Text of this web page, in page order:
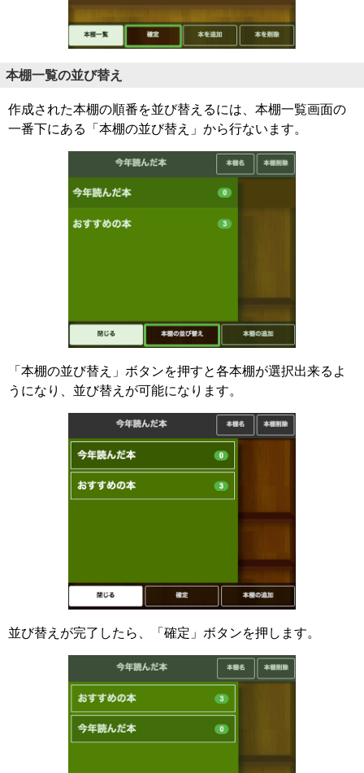
本棚一覧の並び替え
作成された本棚の順番を並び替えるには、本棚一覧画面の
一番下にある「本棚の並び替え」から行ないます。
「本棚の並び替え」ボタンを押すと各本棚が選択出来るよ
うになり、並び替えが可能になります。
並び替えが完了したら、「確定」ボタンを押します。